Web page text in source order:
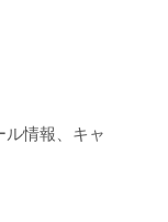
ル情報、キャ